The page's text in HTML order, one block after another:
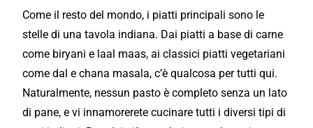
Come il resto del mondo, i piatti principali sono le
stelle di una tavola indiana. Dai piatti a base di carne
come biryani e laal maas, ai classici piatti vegetariani
come dal e chana masala, c’è qualcosa per tutti qui.
Naturalmente, nessun pasto è completo senza un lato
di pane, e vi innamorerete cucinare tutti i diversi tipi di